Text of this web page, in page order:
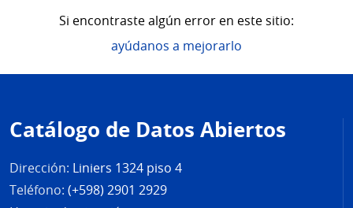
Si encontraste algún error en este sitio:
ayúdanos a mejorarlo
de
página
Catálogo de Datos Abiertos
Dirección: Liniers 1324 piso 4
Teléfono: (+598) 2901 2929